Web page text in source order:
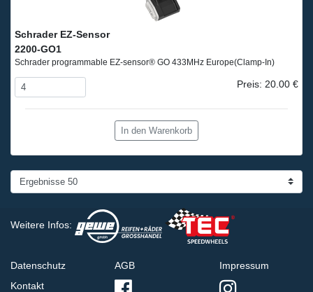
Schrader EZ-Sensor
2200-GO1
Schrader programmable EZ-sensor® GO 433MHz Europe(Clamp-In)
Preis: 20.00 €
In den Warenkorb
Weitere Infos:
Datenschutz
Kontakt
AGB Impressum